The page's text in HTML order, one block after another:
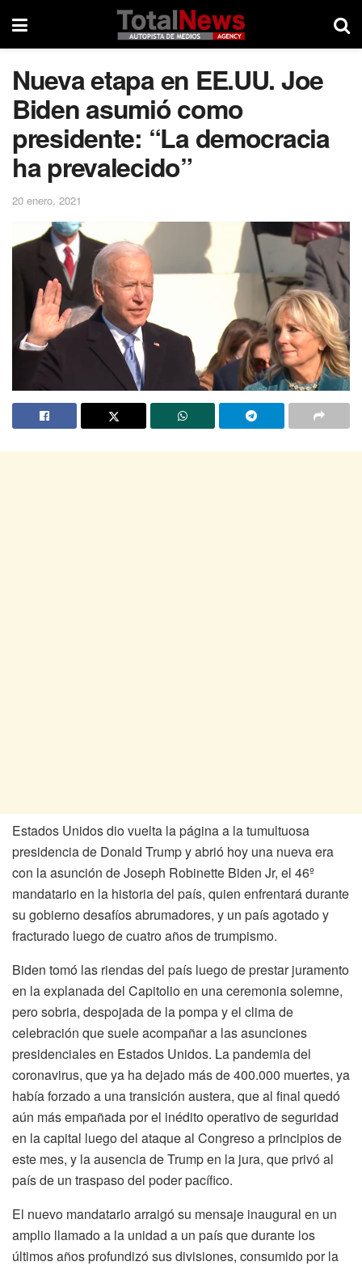
Nueva etapa en EE.UU. Joe
Biden asumió como
presidente: “La democracia
ha prevalecido”
20 enero, 2021
Estados Unidos dio vuelta la página a la tumultuosa
presidencia de Donald Trump y abrió hoy una nueva era
con la asunción de Joseph Robinette Biden Jr, el 46º
mandatario en la historia del país, quien enfrentará durante
su gobierno desafíos abrumadores, y un país agotado y
fracturado luego de cuatro años de trumpismo.
Biden tomó las riendas del país luego de prestar juramento
en la explanada del Capitolio en una ceremonia solemne,
pero sobria, despojada de la pompa y el clima de
celebración que suele acompañar a las asunciones
presidenciales en Estados Unidos. La pandemia del
coronavirus, que ya ha dejado más de 400.000 muertes, ya
había forzado a una transición austera, que al final quedó
aún más empañada por el inédito operativo de seguridad
en la capital luego del ataque al Congreso a principios de
este mes, y la ausencia de Trump en la jura, que privó al
país de un traspaso del poder pacífico.
El nuevo mandatario arraigó su mensaje inaugural en un
amplio llamado a la unidad a un país que durante los
últimos años profundizó sus divisiones, consumido por la